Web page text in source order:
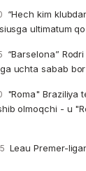
“Hech kim
ultimatum
“Barselona”
uchta sabab bor
"Roma" Braziliya
olmoqchi - u
Leau Premer-